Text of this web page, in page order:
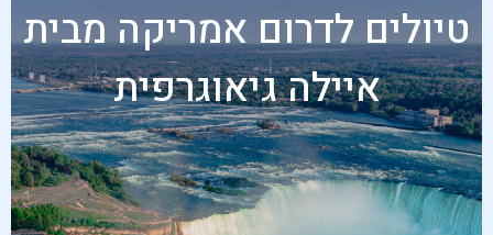
טיולים לדרום אמריקה מבית
איילה גיאוגרפית